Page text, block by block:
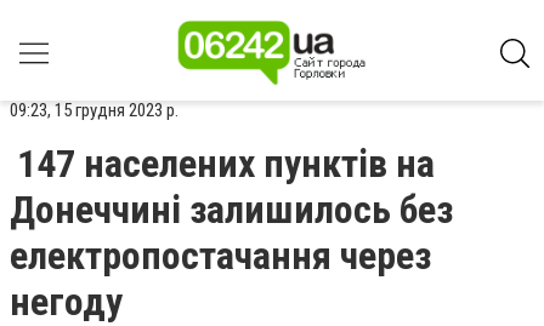
09:23, 15 грудня 2023 р.
147 населених пунктів на
Донеччині залишилось без
електропостачання через
негоду